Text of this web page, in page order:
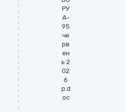
РУ
А-
95
че
рв
ен
ь 2
02
6
р.d
oc